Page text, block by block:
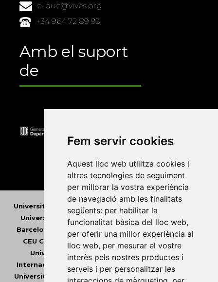
Fem servir cookies
Aquest lloc web utilitza cookies i
altres tecnologies de seguiment
per millorar la vostra experiència
de navegació amb les finalitats
següents: per habilitar la
funcionalitat bàsica del lloc web,
per oferir una millor experiència al
lloc web, per mesurar el vostre
interès pels nostres productes i
serveis i per personalitzar les
e-buc@vives.org
+34 964 72 89 93
Amb el suport
de
Universitat Abat Oliba CEU •Universitat d'Alacant
Universitat d'Andorra
• Universitat Autònoma de
Barcelona
Universitat de Barcelona
Universitat
CEU Cardenal Herrera
Universitat de Girona
Universitat de les Illes Balears
Universitat
Internacional de Catalunya
Universitat Jaume I
Universitat de Lleida
• Universitat Miguel Hernández